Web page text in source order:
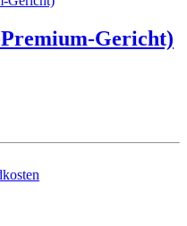
Gericht)